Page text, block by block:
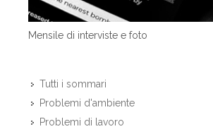
Mensile di interviste e foto
Tutti i sommari
Problemi d'ambiente
Problemi di lavoro